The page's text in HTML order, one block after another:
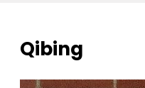
Qibing